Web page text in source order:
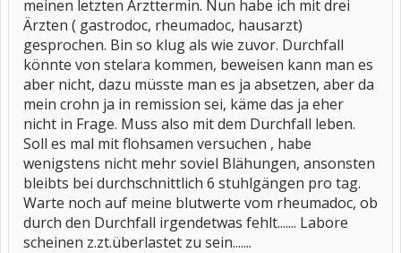
meinen letzten Arzttermin. Nun habe ich mit drei
Ärzten ( gastrodoc, rheumadoc, hausarzt)
gesprochen. Bin so klug als wie zuvor. Durchfall
könnte von stelara kommen, beweisen kann man es
aber nicht, dazu müsste man es ja absetzen, aber da
mein crohn ja in remission sei, käme das ja eher
nicht in Frage. Muss also mit dem Durchfall leben.
Soll es mal mit flohsamen versuchen , habe
wenigstens nicht mehr soviel Blähungen, ansonsten
bleibts bei durchschnittlich 6 stuhlgängen pro tag.
Warte noch auf meine blutwerte vom rheumadoc, ob
durch den Durchfall irgendetwas fehlt....... Labore
scheinen z.zt.überlastet zu sein.......